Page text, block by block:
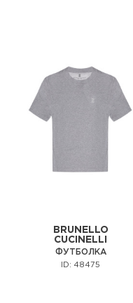
BRUNELLO
CUCINELLI
ФУТБОЛКА
ID: 48475